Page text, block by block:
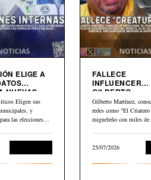
ELIGE A
NUEVAS
Eligen sus
y
las elecciones
FALLECE
INFLUENCER
GILBERTO
MARTINEZ”EL
CRIATURO
Gilberto Martínez,
redes como "El
migueleño con miles de
25/07/2026